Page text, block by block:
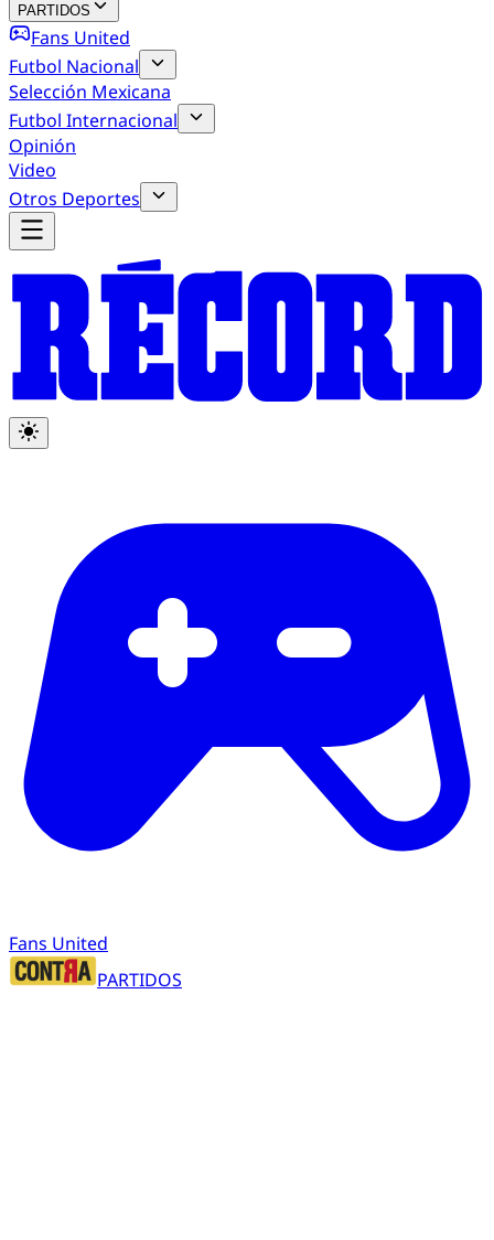
PARTIDOS
Fans United
Futbol Nacional
Selección Mexicana
Futbol Internacional
Opinión
Video
Otros Deportes
Fans United
PARTIDOS